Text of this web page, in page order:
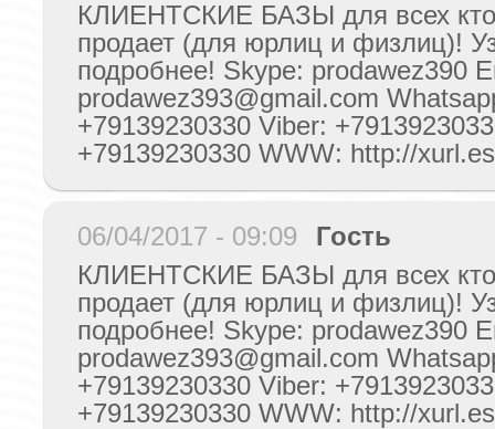
КЛИЕНТСКИЕ БАЗЫ для всех кто
продает (для юрлиц и физлиц)!
подробнее! Skype: prodawez390
prodawez393@gmail.com
+79139230330 Viber:
+79139230330 WWW: http://
06/04/2017 - 09:09
Гость
КЛИЕНТСКИЕ БАЗЫ для всех кто
продает (для юрлиц и физлиц)!
подробнее! Skype: prodawez390
prodawez393@gmail.com
+79139230330 Viber:
+79139230330 WWW: http://